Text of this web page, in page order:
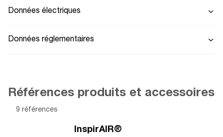
Données électriques
Données réglementaires
Références produits et accessoires
9 références
InspirAIR®